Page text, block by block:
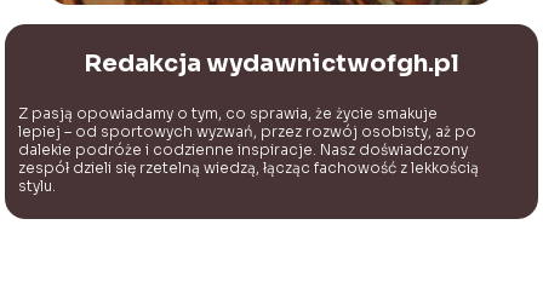
Redakcja wydawnictwofgh.pl
Z pasją opowiadamy o tym, co sprawia, że życie smakuje
lepiej – od sportowych wyzwań, przez rozwój osobisty, aż po
dalekie podróże i codzienne inspiracje. Nasz doświadczony
zespół dzieli się rzetelną wiedzą, łącząc fachowość z lekkością
stylu.